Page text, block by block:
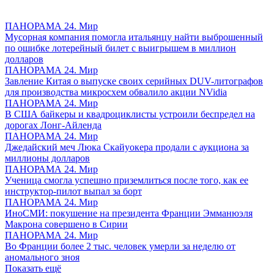
ПАНОРАМА 24. Мир
Мусорная компания помогла итальянцу найти выброшенный
по ошибке лотерейный билет с выигрышем в миллион
долларов
ПАНОРАМА 24. Мир
Завление Китая о выпуске своих серийных DUV-литографов
для производства микросхем обвалило акции NVidia
ПАНОРАМА 24. Мир
В США байкеры и квадроциклисты устроили беспредел на
дорогах Лонг-Айленда
ПАНОРАМА 24. Мир
Джедайский меч Люка Скайуокера продали с аукциона за
миллионы долларов
ПАНОРАМА 24. Мир
Ученица смогла успешно приземлиться после того, как ее
инструктор-пилот выпал за борт
ПАНОРАМА 24. Мир
ИноСМИ: покушение на президента Франции Эмманюэля
Макрона совершено в Сирии
ПАНОРАМА 24. Мир
Во Франции более 2 тыс. человек умерли за неделю от
аномального зноя
Показать ещё